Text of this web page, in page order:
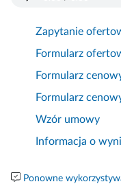
Zapytanie
Formularz
Formularz
Formularz
Wzór umowy
Informacja o
Ponowne